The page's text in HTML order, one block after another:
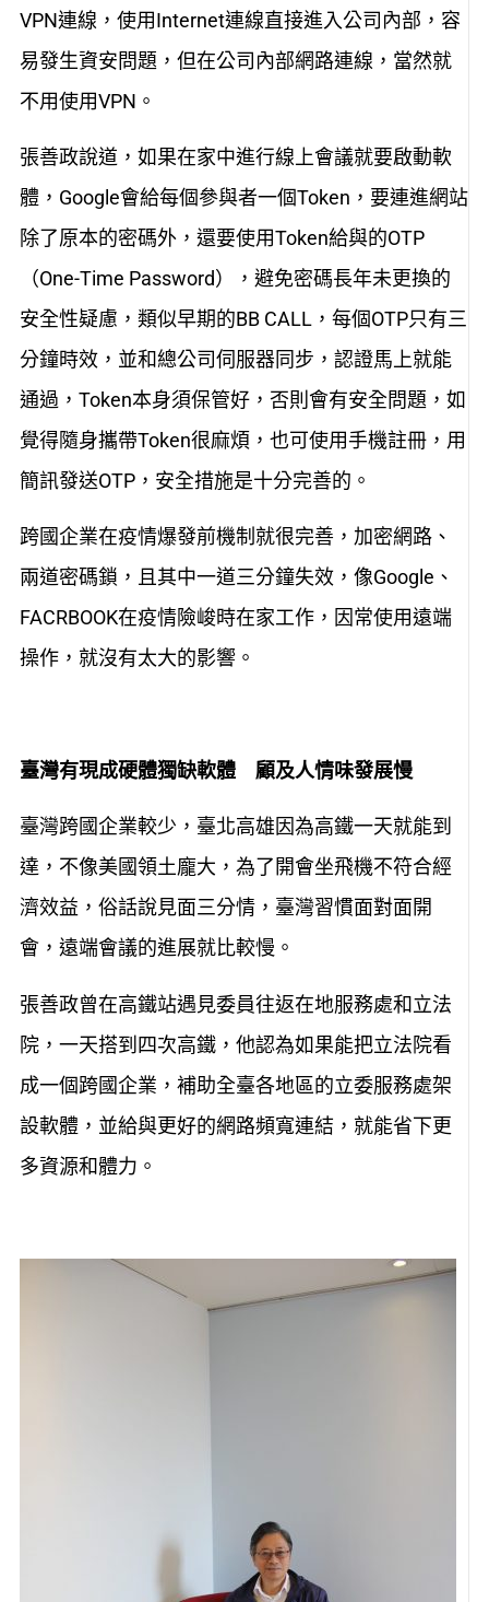
VPN連線，使用Internet連線直接進入公司內部，容
易發生資安問題，但在公司內部網路連線，當然就
不用使用VPN。
張善政說道，如果在家中進行線上會議就要啟動軟
體，Google會給每個參與者一個Token，要連進網站
除了原本的密碼外，還要使用Token給與的OTP
（One-Time Password），避免密碼長年未更換的
安全性疑慮，類似早期的BB CALL，每個OTP只有三
分鐘時效，並和總公司伺服器同步，認證馬上就能
通過，Token本身須保管好，否則會有安全問題，如
覺得隨身攜帶Token很麻煩，也可使用手機註冊，用
簡訊發送OTP，安全措施是十分完善的。
跨國企業在疫情爆發前機制就很完善，加密網路、
兩道密碼鎖，且其中一道三分鐘失效，像Google、
FACRBOOK在疫情險峻時在家工作，因常使用遠端
操作，就沒有太大的影響。
臺灣有現成硬體獨缺軟體 顧及人情味發展慢
臺灣跨國企業較少，臺北高雄因為高鐵一天就能到
達，不像美國領土龐大，為了開會坐飛機不符合經
濟效益，俗話說見面三分情，臺灣習慣面對面開
會，遠端會議的進展就比較慢。
張善政曾在高鐵站遇見委員往返在地服務處和立法
院，一天搭到四次高鐵，他認為如果能把立法院看
成一個跨國企業，補助全臺各地區的立委服務處架
設軟體，並給與更好的網路頻寬連結，就能省下更
多資源和體力。